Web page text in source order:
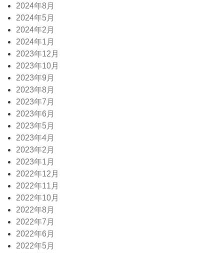
2024年8月
2024年5月
2024年2月
2024年1月
2023年12月
2023年10月
2023年9月
2023年8月
2023年7月
2023年6月
2023年5月
2023年4月
2023年2月
2023年1月
2022年12月
2022年11月
2022年10月
2022年8月
2022年7月
2022年6月
2022年5月